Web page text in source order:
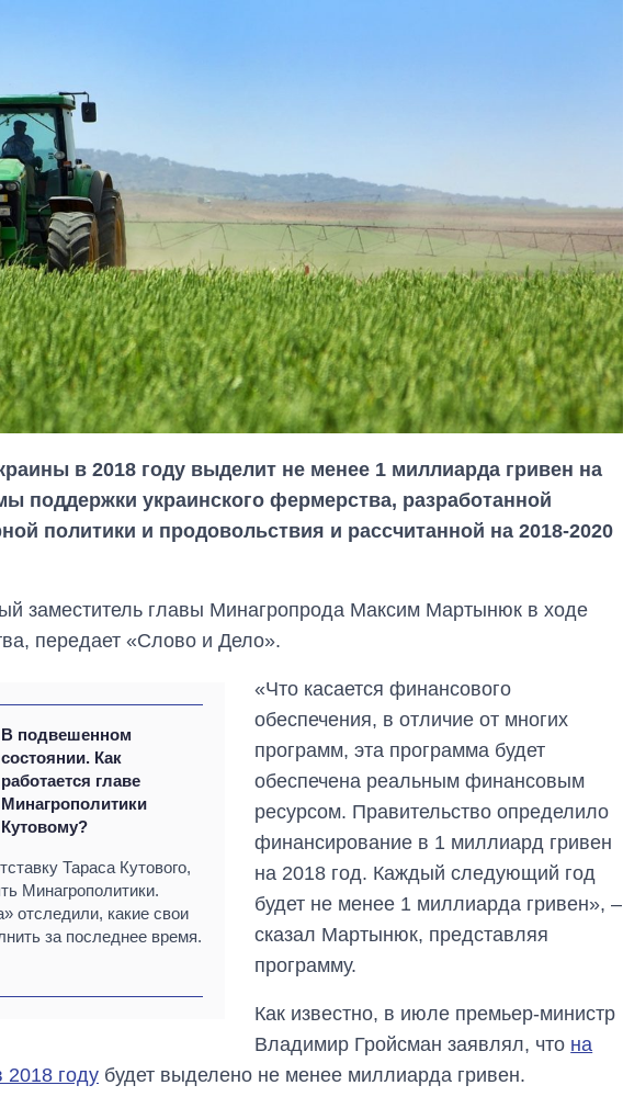
в 2018 году выделит не менее 1 миллиарда гривен на
поддержки украинского фермерства, разработанной
политики и продовольствия и рассчитанной на 2018-2020
заместитель главы Минагропрода Максим Мартынюк в ходе
передает «Слово и Дело».
В подвешенном
состоянии. Как
работается главе
Минагрополитики
Кутовому?
Тараса Кутового,
Минагрополитики.
отследили, какие свои
за последнее время.
«Что касается финансового
обеспечения, в отличие от многих
программ, эта программа будет
обеспечена реальным финансовым
ресурсом. Правительство определило
финансирование в 1 миллиард гривен
на 2018 год. Каждый следующий год
будет не менее 1 миллиарда гривен», –
сказал Мартынюк, представляя
программу.
Как известно, в июле премьер-министр
Владимир Гройсман заявлял, что на
году будет выделено не менее миллиарда гривен.
Сколько
картофеля
войны